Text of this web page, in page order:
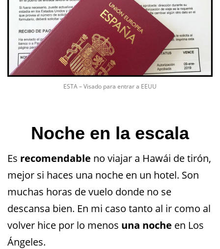
ESTA – Visado para entrar a EEUU
Noche en la escala
Es recomendable no viajar a Hawái de tirón,
mejor si haces una noche en un hotel. Son
muchas horas de vuelo donde no se
descansa bien. En mi caso tanto al ir como al
volver hice por lo menos una noche en Los
Ángeles.